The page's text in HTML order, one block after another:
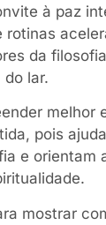
à paz
rotinas
da
lar.
melhor
pois
e orientam
mostrar